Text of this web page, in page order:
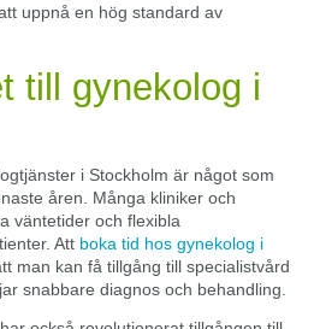
uppnå en hög standard av
till gynekolog i
i Stockholm är något som
åren. Många kliniker och
väntetider och flexibla
Att boka tid hos gynekolog i
man kan få tillgång till specialistvård
snabbare diagnos och behandling.